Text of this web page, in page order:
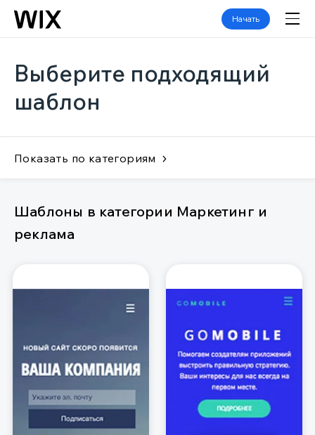
Начать
Выберите подходящий
шаблон
Показать по категориям
Шаблоны в категории Маркетинг и
реклама